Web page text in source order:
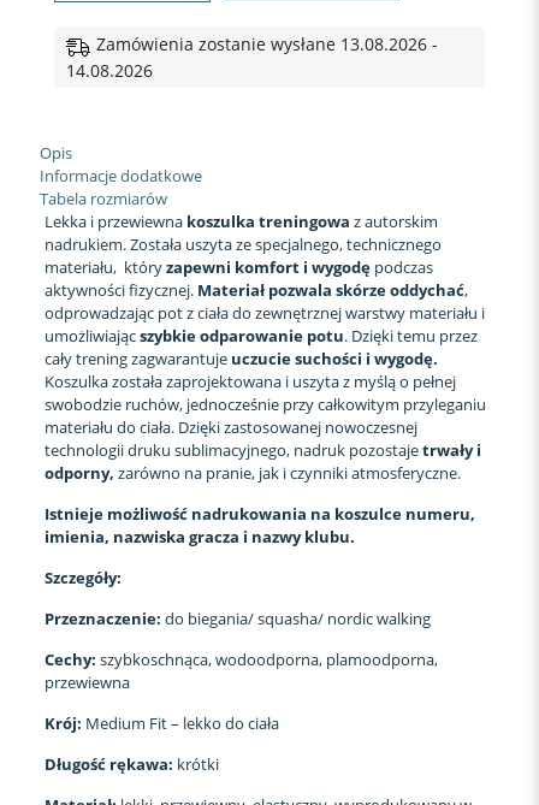
Keep
running
Zamówienia zostanie wysłane 13.08.2026 -
14.08.2026
Opis
Informacje dodatkowe
Tabela rozmiarów
Lekka i przewiewna koszulka treningowa z autorskim
nadrukiem. Została uszyta ze specjalnego, technicznego
materiału, któryzapewni komfort i wygodępodczas
aktywności fizycznej. Materiał pozwala skórze oddychać,
odprowadzając pot z ciała do zewnętrznej warstwy materiału i
umożliwiającszybkie odparowanie potu. Dzięki temu przez
cały trening zagwarantuje uczucie suchości i wygodę.
Koszulka została zaprojektowana i uszyta z myślą o pełnej
swobodzie ruchów, jednocześnie przy całkowitym przyleganiu
materiału do ciała. Dzięki zastosowanej nowoczesnej
technologii druku sublimacyjnego, nadruk pozostajetrwały i
odporny, zarówno na pranie, jak i czynniki atmosferyczne.
Istnieje możliwość nadrukowania na koszulce numeru,
imienia, nazwiska gracza i nazwy klubu.
Szczegóły:
Przeznaczenie: do biegania/ squasha/ nordic walking
Cechy: szybkoschnąca, wodoodporna, plamoodporna,
przewiewna
Krój: Medium Fit – lekko do ciała
Długość rękawa: krótki